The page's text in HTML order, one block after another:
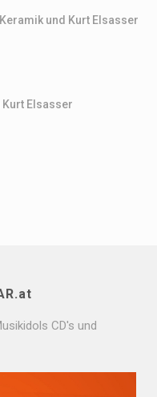
und Kurt Elsasser
Kurt Elsasser
CD's und